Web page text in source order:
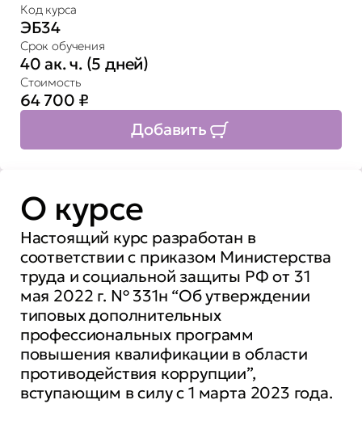
Код курса
ЭБ34
Срок обучения
40 ак. ч. (5 дней)
Стоимость
64 700 ₽
Добавить
О курсе
Настоящий курс разработан в
соответствии с приказом Министерства
труда и социальной защиты РФ от 31
мая 2022 г. № 331н “Об утверждении
типовых дополнительных
профессиональных программ
повышения квалификации в области
противодействия коррупции”,
вступающим в силу с 1 марта 2023 года.